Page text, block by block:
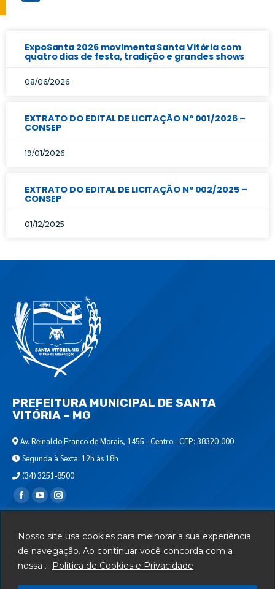
Nosso site usa cookies para melhorar a sua experiência
de navegação. Ao continuar você concorda com a
nossa .
Política de Cookies e Privacidade
ExpoSanta 2026 movimenta Santa Vitória com
quatro dias de festa, tradição e grandes shows
08/06/2026
EXTRATO DO EDITAL DE LICITAÇÃO Nº 001/2026 –
CONSEP
19/01/2026
EXTRATO DO EDITAL DE LICITAÇÃO Nº 002/2025 –
CONSEP
01/12/2025
PREFEITURA MUNICIPAL DE SANTA
VITÓRIA – MG
Av. Reinaldo Franco de Morais, 1455 - Centro - CEP: 38320-000
Segunda à Sexta: 12h às 18h
(34) 3251-8500
Encontre-nos em:
Departamento de T.I.
Serviços